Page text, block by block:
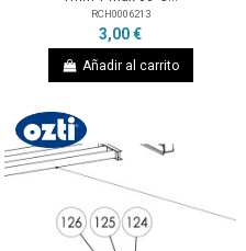
RCH0006213
3,00 €
Añadir al carrito